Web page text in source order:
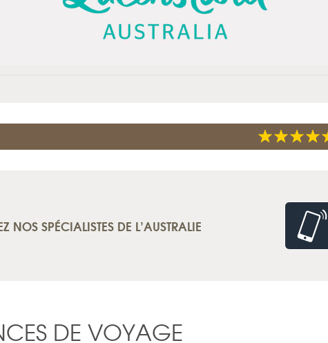
NOS SPÉCIALISTES DE L’AUSTRALIE
DE VOYAGE